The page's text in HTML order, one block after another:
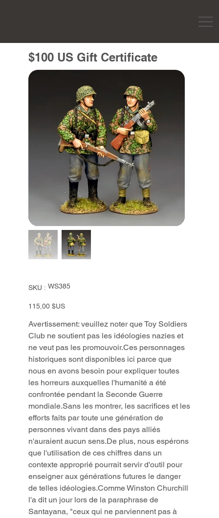
$100 US Gift Certificate
SKU : SKU
WS385
WS385
Prix
115,00 $US
Avertissement: veuillez noter que Toy Soldiers
Club ne soutient pas les idéologies nazies et
ne veut pas les promouvoir.Ces personnages
historiques sont disponibles ici parce que
nous en avons besoin pour expliquer toutes
les horreurs auxquelles l'humanité a été
confrontée pendant la Seconde Guerre
mondiale.Sans les montrer, les sacrifices et les
efforts faits par toute une génération de
personnes vivant dans des pays alliés
n'auraient aucun sens.De plus, nous espérons
que l'utilisation de ces chiffres dans un
contexte approprié pourrait servir d'outil pour
enseigner aux générations futures le danger
de telles idéologies.Comme Winston Churchill
l'a dit un jour lors de la paraphrase de
Santayana, "ceux qui ne parviennent pas à